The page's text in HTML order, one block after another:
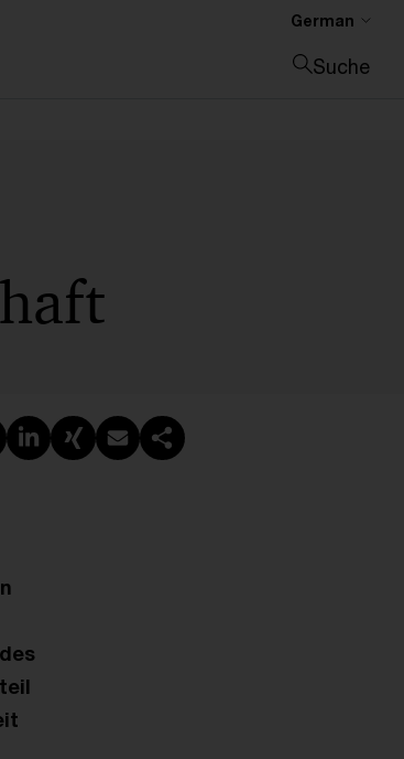
German
Suche
erstellen
Auf LinkedIn teilen
Auf Xing teilen
Per E-Mail teilen
Link kopieren